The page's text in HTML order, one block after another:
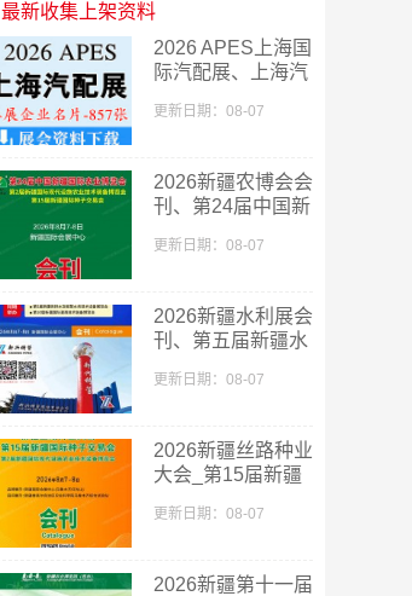
最新收集上架资料
2026 APES上海国
际汽配展、上海汽
【857张】
更新日期：08-07
​2026新疆农博会会
刊、第24届中国新
会刊
更新日期：08-07
2026新疆水利展会
刊、第五届新疆水
商名录
更新日期：08-07
2026新疆丝路种业
大会_第15届新疆
刊
更新日期：08-07
2026新疆第十一届